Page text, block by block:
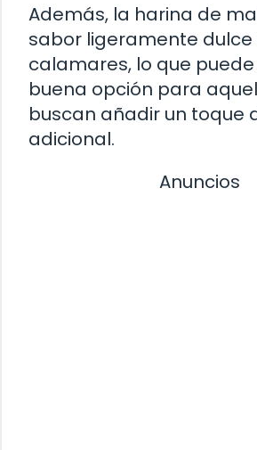
Además, la harina de
sabor ligeramente dulce
calamares, lo que
buena opción para
buscan añadir un toque
adicional.
Anuncios